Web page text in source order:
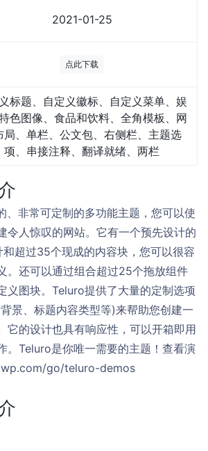
2021-01-25
点此下载
标题、自定义徽标、自定义菜单、娱
色图像、食品和饮料、全角模板、网
局、单栏、公文包、右侧栏、主题选
项、串接注释、翻译就绪、两栏
、非常可定制的多功能主题，您可以使
令人惊叹的网站。它有一个预先设计的
超过35个现成的内容块，您可以很容
。还可以通过组合超过25个拖放组件
义图块。Teluro提供了大量的定制选项
景、标题内容类型等)来帮助您创建一
它的设计也具有响应性，可以开箱即用
。Teluro是你唯一需要的主题！查看演
go/teluro-demos